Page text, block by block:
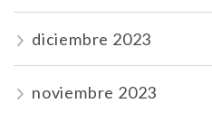
diciembre 2023
noviembre 2023